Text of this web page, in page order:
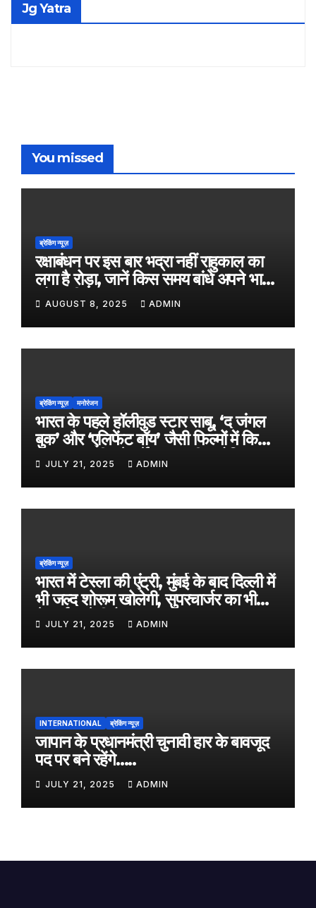
Jg Yatra
You missed
ब्रेकिंग न्यूज़
रक्षाबंधन पर इस बार भद्रा नहीं राहुकाल का
लगा है रोड़ा, जानें किस समय बांधे अपने भाई
को राखी
AUGUST 8, 2025 ADMIN
ब्रेकिंग न्यूज़ मनोरंजन
भारत के पहले हॉलीवुड स्टार साबू, ‘द जंगल
बुक’ और ‘एलिफेंट बॉय’ जैसी फिल्मों में किया
काम, जल्द ही बड़े पर्दे पर आएगी बायोपिक
JULY 21, 2025 ADMIN
ब्रेकिंग न्यूज़
भारत में टेस्ला की एंट्री, मुंबई के बाद दिल्ली में
भी जल्द शोरूम खोलेगी, सुपरचार्जर का भी
नेटवर्क करेगी तैयार
JULY 21, 2025 ADMIN
INTERNATIONAL ब्रेकिंग न्यूज़
जापान के प्रधानमंत्री चुनावी हार के बावजूद
पद पर बने रहेंगे…..
JULY 21, 2025 ADMIN